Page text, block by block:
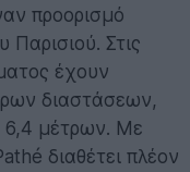
προορισμό
Παρισιού. Στις
έχουν
διαστάσεων,
6,4 μέτρων. Με
διαθέτει πλέον